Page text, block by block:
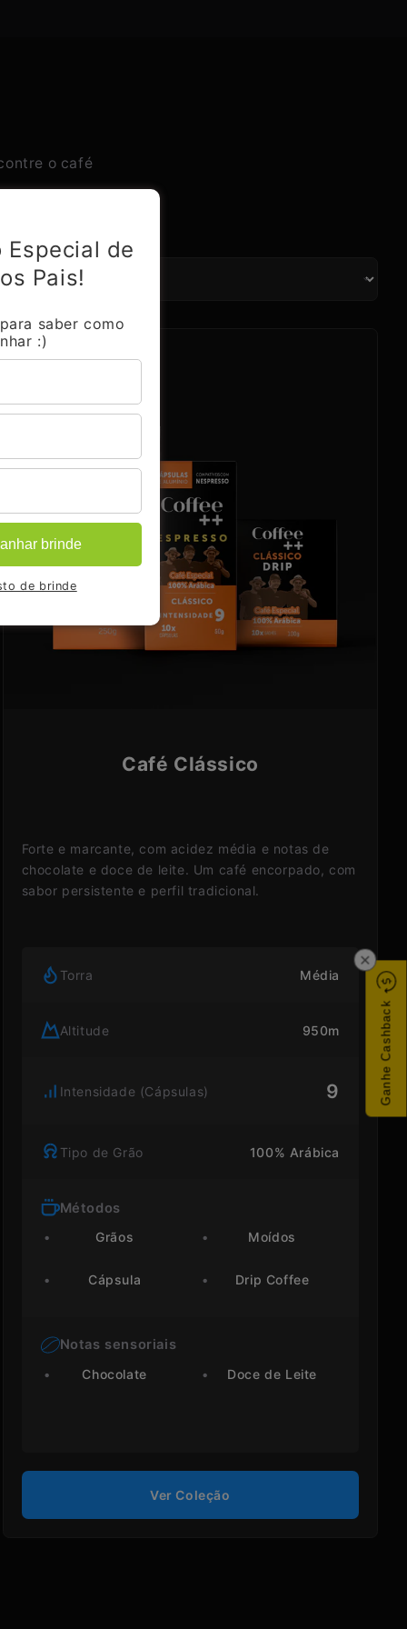
o café
Café Clássico
Forte e marcante, com acidez média e notas de
chocolate e doce de leite. Um café encorpado, com
sabor persistente e perfil tradicional.
Torra Média
Altitude 950m
Intensidade (Cápsulas) 9
Tipo de Grão 100% Arábica
Métodos
Grãos Moídos
Cápsula Drip Coffee
Notas sensoriais
Chocolate Doce de Leite
Ver Coleção
Especial de
Pais!
saber como
:)
brinde
de brinde
Ganhe Cashback
×